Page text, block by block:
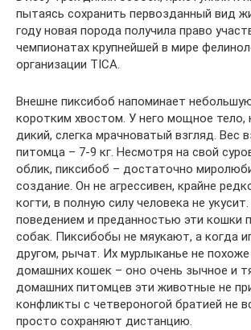
пытаясь сохранить первозданный вид
году новая порода получила право
чемпионатах крупнейшей в мире
организации TICA.
Внешне пиксибоб напоминает
коротким хвостом. У него мощное тело,
дикий, слегка мрачноватый взгляд. Вес
питомца – 7-9 кг. Несмотря на свой
облик, пиксибоб – достаточно
создание. Он не агрессивен, крайне
когти, в полную силу человека не
поведением и преданностью эти кошки
собак. Пиксибобы не мяукают, а когда
другом, рычат. Их мурлыканье не похоже
домашних кошек – оно очень зычное и
домашних питомцев эти животные не
конфликты с четвероногой братией не
просто сохраняют дистанцию.